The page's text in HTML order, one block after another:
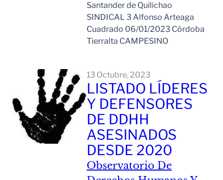
Santander de Quilichao
SINDICAL 3 Alfonso Arteaga
Cuadrado 06/01/2023 Córdoba
Tierralta CAMPESINO
13 Octubre, 2023
LISTADO LÍDERES
Y DEFENSORES
DE DDHH
ASESINADOS
DESDE 2020
Observatorio De